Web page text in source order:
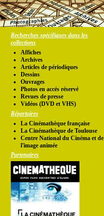
Recherches spécifiques dans les
collections
Affiches
Archives
Articles de périodiques
Dessins
Ouvrages
Photos en accés réservé
Revues de presse
Vidéos (DVD et VHS)
Répertoires
La Cinémathèque française
La Cinémathèque de Toulouse
Centre National du Cinéma et de
l'image animée
Partenaires